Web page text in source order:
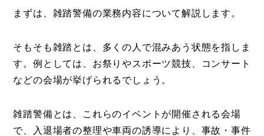
まずは、雑踏警備の業務内容について解説します。
そもそも雑踏とは、多くの人で混みあう状態を指しま
す。例としては、お祭りやスポーツ競技、コンサート
などの会場が挙げられるでしょう。
雑踏警備とは、これらのイベントが開催される会場
で、入退場者の整理や車両の誘導により、事故・事件